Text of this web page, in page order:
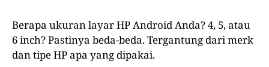
Berapa ukuran layar HP Android Anda? 4, 5, atau
6 inch? Pastinya beda-beda. Tergantung dari merk
dan tipe HP apa yang dipakai.